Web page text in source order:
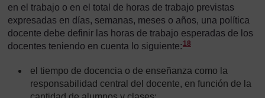
en el trabajo o en el total de horas de trabajo previstas
expresadas en días, semanas, meses o años, una política
docente debe definir las horas de trabajo esperadas de los
docentes teniendo en cuenta lo siguiente:
Nota a pie de página
18
el tiempo de docencia o de enseñanza como la
responsabilidad central del docente, en función de la